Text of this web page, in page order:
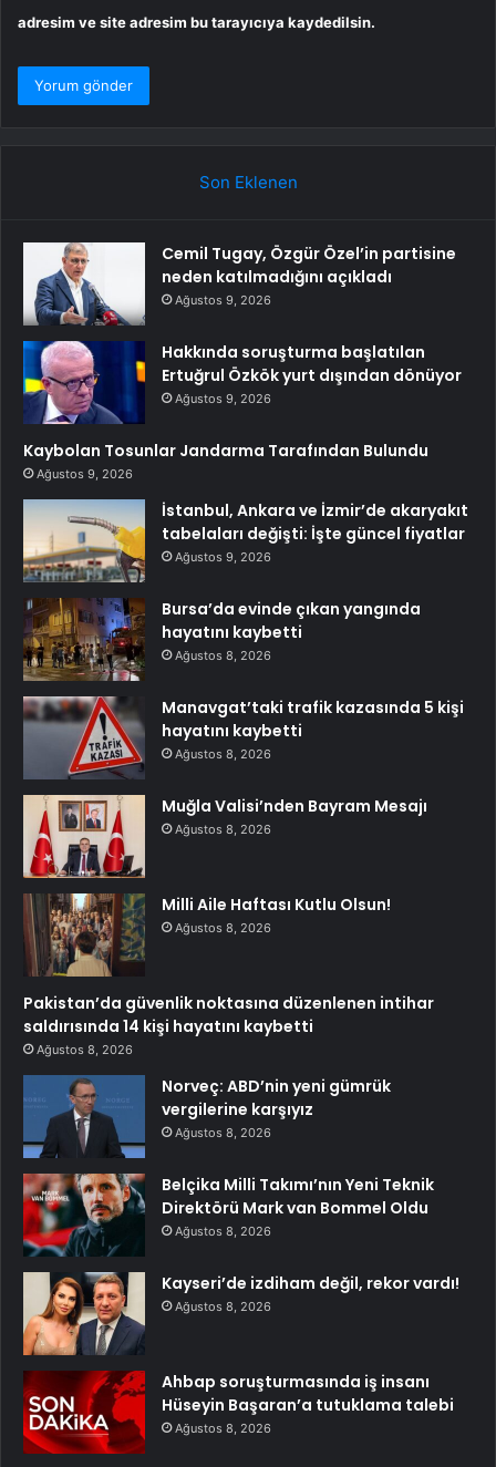
adresim ve site adresim bu tarayıcıya kaydedilsin.
Son Eklenen
Cemil Tugay, Özgür Özel’in partisine
neden katılmadığını açıkladı
Ağustos 9, 2026
Hakkında soruşturma başlatılan
Ertuğrul Özkök yurt dışından dönüyor
Ağustos 9, 2026
Kaybolan Tosunlar Jandarma Tarafından Bulundu
Ağustos 9, 2026
İstanbul, Ankara ve İzmir’de akaryakıt
tabelaları değişti: İşte güncel fiyatlar
Ağustos 9, 2026
Bursa’da evinde çıkan yangında
hayatını kaybetti
Ağustos 8, 2026
Manavgat’taki trafik kazasında 5 kişi
hayatını kaybetti
Ağustos 8, 2026
Muğla Valisi’nden Bayram Mesajı
Ağustos 8, 2026
Milli Aile Haftası Kutlu Olsun!
Ağustos 8, 2026
Pakistan’da güvenlik noktasına düzenlenen intihar
saldırısında 14 kişi hayatını kaybetti
Ağustos 8, 2026
Norveç: ABD’nin yeni gümrük
vergilerine karşıyız
Ağustos 8, 2026
Belçika Milli Takımı’nın Yeni Teknik
Direktörü Mark van Bommel Oldu
Ağustos 8, 2026
Kayseri’de izdiham değil, rekor vardı!
Ağustos 8, 2026
Ahbap soruşturmasında iş insanı
Hüseyin Başaran’a tutuklama talebi
Ağustos 8, 2026